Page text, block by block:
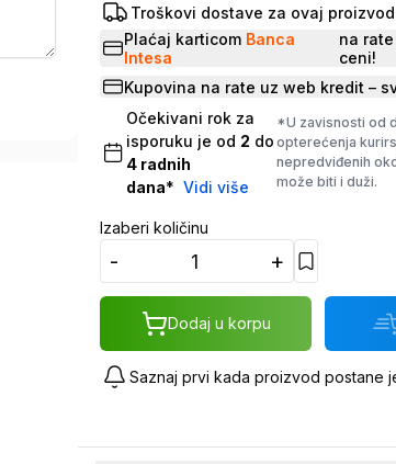
Troškovi dostave za ovaj
Plaćaj karticom Banca
Intesa
na rate
ceni!
Kupovina na rate uz web kredit –
Očekivani rok za
isporuku je od 2 do
4 radnih
dana* Vidi više
*U zavisnosti od
opterećenja
nepredviđenih
može biti i duži.
Izaberi količinu
- +
Dodaj u korpu
Saznaj prvi kada proizvod postane